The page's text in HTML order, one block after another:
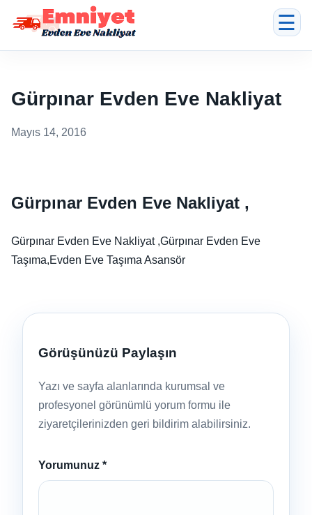
☰
Gürpınar Evden Eve Nakliyat
Mayıs 14, 2016
Gürpınar Evden Eve Nakliyat ,
Gürpınar Evden Eve Nakliyat ,Gürpınar Evden Eve
Taşıma,Evden Eve Taşıma Asansör
Görüşünüzü Paylaşın
Yazı ve sayfa alanlarında kurumsal ve
profesyonel görünümlü yorum formu ile
ziyaretçilerinizden geri bildirim alabilirsiniz.
Yorumunuz *